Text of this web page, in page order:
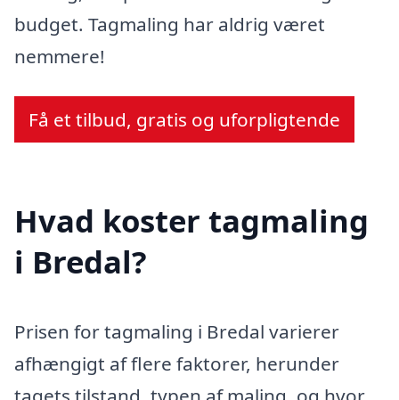
budget. Tagmaling har aldrig været
nemmere!
Få et tilbud, gratis og uforpligtende
Hvad koster tagmaling
i Bredal?
Prisen for tagmaling i Bredal varierer
afhængigt af flere faktorer, herunder